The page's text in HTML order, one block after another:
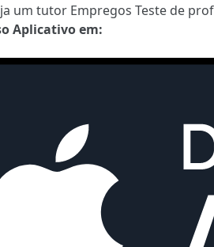
um tutor Empregos Teste de
Aplicativo em: